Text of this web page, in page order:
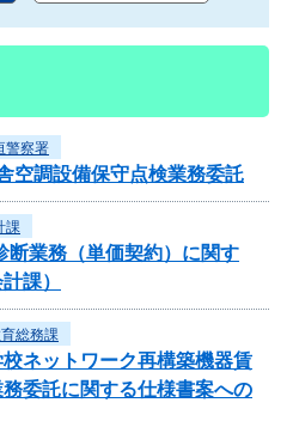
警察署
空調設備保守点検業務委託
課
断業務（単価契約）に関す
課）
総務課
ネットワーク再構築機器賃
委託に関する仕様書案への